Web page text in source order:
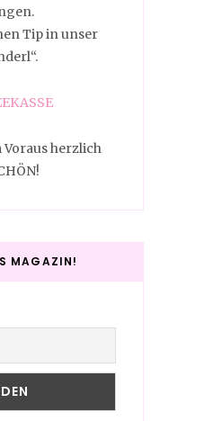
Tip in unser
herzlich
MAGAZIN!